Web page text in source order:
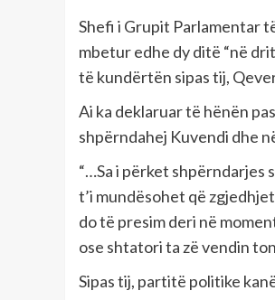
Shefi i Grupit Parlamentar
mbetur edhe dy ditë “në
të kundërtën sipas tij,
Ai ka deklaruar të hënën
shpërndahej Kuvendi dhe
“…Sa i përket
t’i mundësohet që
do të presim deri në
ose shtatori ta zë vendin
Sipas tij, partitë politike